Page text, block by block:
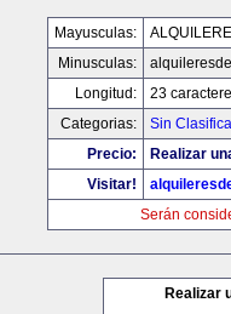
Mayusculas:
Minusculas:
Longitud:
23
Categorias:
Sin
Precio:
Realizar
Visitar!
Serán
Realizar